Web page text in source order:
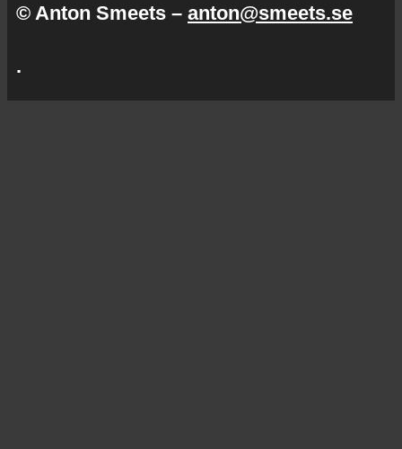
© Anton Smeets – anton@smeets.se
.